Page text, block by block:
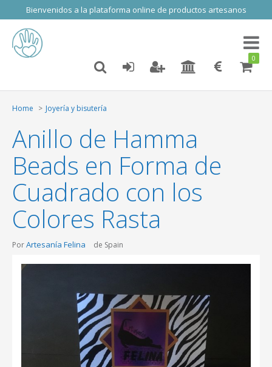
Bienvenidos a la plataforma online de productos artesanos
Toggle
0
Home Joyería y bisutería
Anillo de Hamma
Beads en Forma de
Cuadrado con los
Colores Rasta
PorArtesanía Felina de Spain